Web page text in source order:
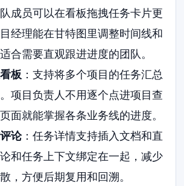
成员可以在看板拖拽任务卡片更
经理能在甘特图里调整时间线和
合需要直观跟进进度的团队。
板：支持将多个项目的任务汇总
项目负责人不用逐个点进项目查
面就能掌握各条业务线的进度。
论：任务详情支持插入文档和直
和任务上下文绑定在一起，减少
，方便后期复用和回溯。